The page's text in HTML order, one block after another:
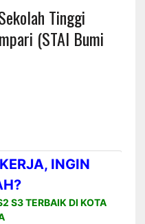
Tinggi
(STAI Bumi